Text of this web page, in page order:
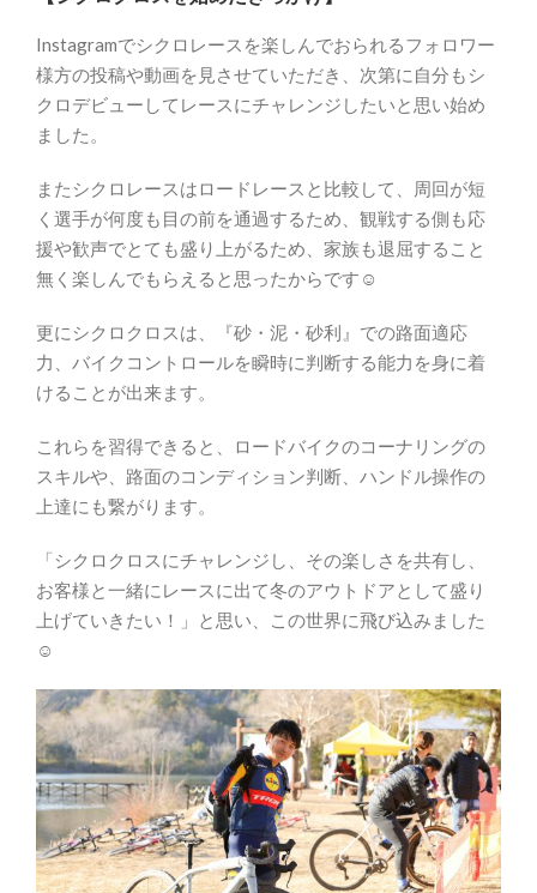
Instagramでシクロレースを楽しんでおられるフォロワー
様方の投稿や動画を見させていただき、次第に自分もシ
クロデビューしてレースにチャレンジしたいと思い始め
ました。
またシクロレースはロードレースと比較して、周回が短
く選手が何度も目の前を通過するため、観戦する側も応
援や歓声でとても盛り上がるため、家族も退屈すること
無く楽しんでもらえると思ったからです☺
更にシクロクロスは、『砂・泥・砂利』での路面適応
力、バイクコントロールを瞬時に判断する能力を身に着
けることが出来ます。
これらを習得できると、ロードバイクのコーナリングの
スキルや、路面のコンディション判断、ハンドル操作の
上達にも繋がります。
「シクロクロスにチャレンジし、その楽しさを共有し、
お客様と一緒にレースに出て冬のアウトドアとして盛り
上げていきたい！」と思い、この世界に飛び込みました
☺